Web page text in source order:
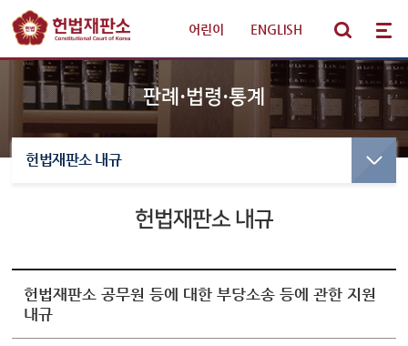
어린이 ENGLISH
선고·변론사건
만화로 보는 결정
최근 주요결정
헌법재판 안내
판례·법령·통계
헌법재판소 내규
헌법재판소 내규
헌법재판소 공무원 등에 대한 부당소송 등에 관한 지원
내규